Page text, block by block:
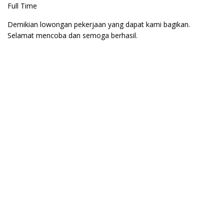
Full Time
Demikian lowongan pekerjaan yang dapat kami bagikan.
Selamat mencoba dan semoga berhasil.